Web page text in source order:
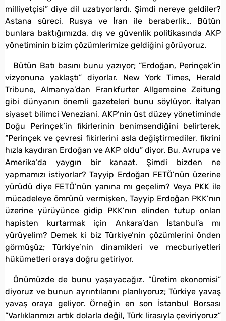
milliyetçisi” diye dil uzatıyorlardı. Şimdi nereye geldiler?
Astana süreci, Rusya ve İran ile beraberlik… Bütün
bunlara baktığımızda, dış ve güvenlik politikasında AKP
yönetiminin bizim çözümlerimize geldiğini görüyoruz.
Bütün Batı basını bunu yazıyor; “Erdoğan, Perinçek’in
vizyonuna yaklaştı” diyorlar. New York Times, Herald
Tribune, Almanya’dan Frankfurter Allgemeine Zeitung
gibi dünyanın önemli gazeteleri bunu söylüyor. İtalyan
siyaset bilimci Veneziani, AKP’nin üst düzey yönetiminde
Doğu Perinçek’in fikirlerinin benimsendiğini belirterek,
“Perinçek ve çevresi fikirlerini asla değiştirmediler, fikrini
hızla kaydıran Erdoğan ve AKP oldu” diyor. Bu, Avrupa ve
Amerika’da yaygın bir kanaat. Şimdi bizden ne
yapmamızı istiyorlar? Tayyip Erdoğan FETÖ’nün üzerine
yürüdü diye FETÖ’nün yanına mı geçelim? Veya PKK ile
mücadeleye ömrünü vermişken, Tayyip Erdoğan PKK’nın
üzerine yürüyünce gidip PKK’nın elinden tutup onları
hapisten kurtarmak için Ankara’dan İstanbul’a mı
yürüyelim? Demek ki biz Türkiye’nin çözümlerini önden
görmüşüz; Türkiye’nin dinamikleri ve mecburiyetleri
hükümetleri oraya doğru getiriyor.
Önümüzde de bunu yaşayacağız. “Üretim ekonomisi”
diyoruz ve bunun ayrıntılarını planlıyoruz; Türkiye yavaş
yavaş oraya geliyor. Örneğin en son İstanbul Borsası
“Varlıklarımızı artık dolarla değil, Türk lirasıyla çeviriyoruz”